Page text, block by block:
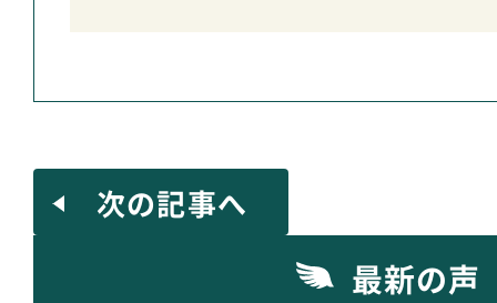
次の記事へ
最新の声